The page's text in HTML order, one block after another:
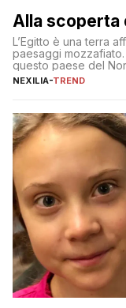
Alla scoperta
L’Egitto è una terra
paesaggi
questo paese del
culturale unico al
NEXILIA-TREND